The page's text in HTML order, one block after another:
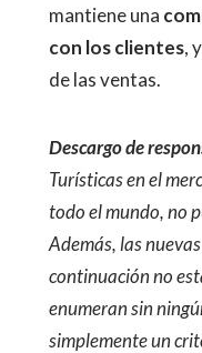
mantiene una
con los clientes,
de las ventas.
Descargo de
Turísticas en el
todo el mundo, no
Además, las
continuación no
enumeran sin
simplemente un